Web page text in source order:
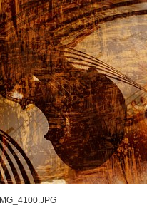
IMG_4100.JPG